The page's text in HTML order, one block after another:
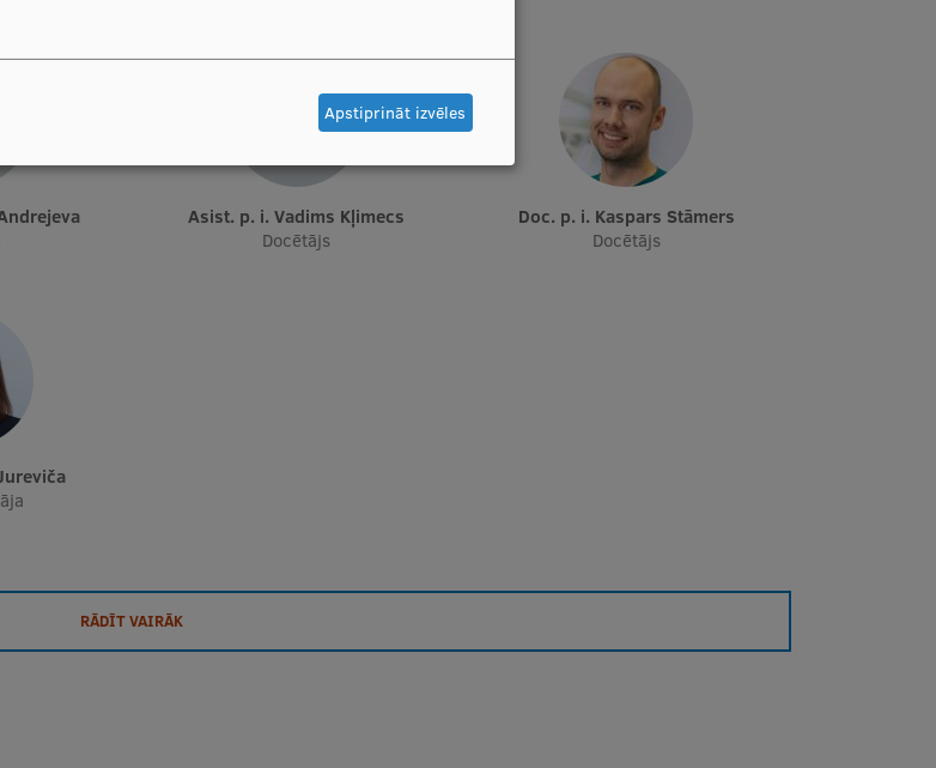
Asist. p. i. Vadims Kļimecs
Docētājs
Doc. p. i. Kaspars Stāmers
Docētājs
RĀDĪT VAIRĀK
Apstiprināt izvēles